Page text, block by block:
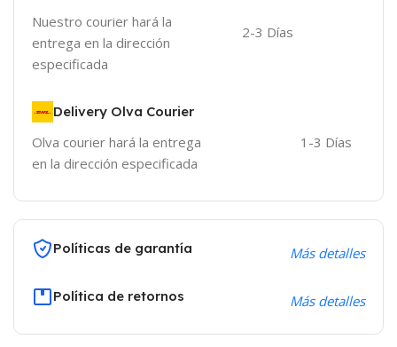
Nuestro courier hará la
entrega en la dirección
especificada
2-3 Días
Delivery Olva Courier
Olva courier hará la entrega
en la dirección especificada
1-3 Días
Políticas de garantía Más detalles
Política de retornos Más detalles